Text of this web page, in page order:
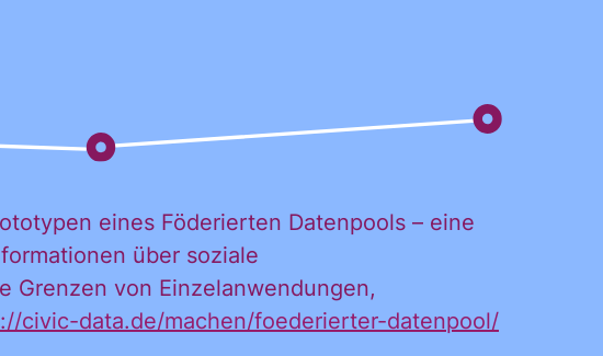
eines Föderierten Datenpools – eine
über soziale
Grenzen von Einzelanwendungen,
civic-data.de/machen/foederierter-datenpool/